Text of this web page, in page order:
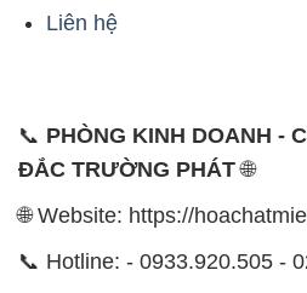
Liên hệ
📞 PHÒNG KINH DOANH -
ĐẮC TRƯỜNG PHÁT🌐
🌐 Website: https://
📞 Hotline: - 0933.920.505 -